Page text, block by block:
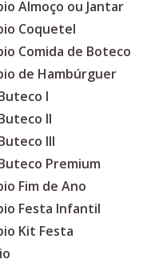
Almoço ou Jantar
Coquetel
Comida de Boteco
de Hambúrguer
I
II
III
Premium
Fim de Ano
Festa Infantil
Kit Festa